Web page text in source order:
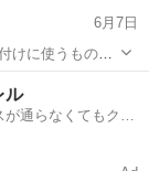
6月7日
円
ル
通らなくてもクル